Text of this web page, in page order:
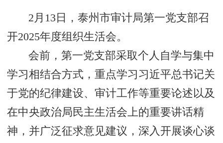
2月13日，泰州市审计局第一党支部召
开2025年度组织生活会。
会前，第一党支部采取个人自学与集中
学习相结合方式，重点学习习近平总书记关
于党的纪律建设、审计工作等重要论述以及
在中央政治局民主生活会上的重要讲话精
神，并广泛征求意见建议，深入开展谈心谈